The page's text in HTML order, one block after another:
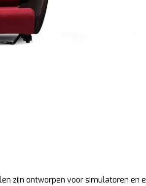
zijn ontworpen voor simulatoren